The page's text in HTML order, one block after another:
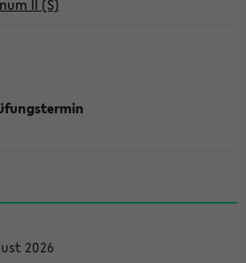
II (S)
2026